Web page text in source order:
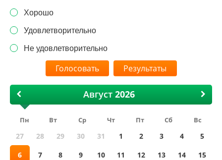
Хорошо
Удовлетворительно
Не удовлетворительно
Результаты
Август
Пн Вт Ср Чт Пт Сб Вс
27 28 29 30 31 1 2 3 4
5
6
7 8 9 10 11 12 13 14
15